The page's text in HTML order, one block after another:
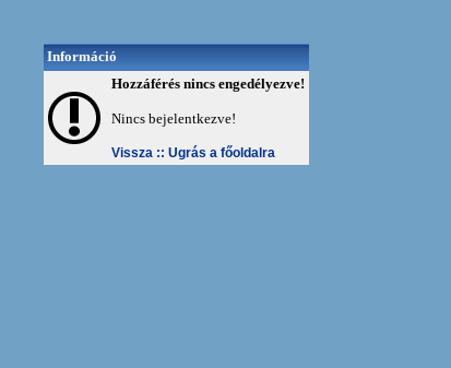
Információ
Hozzáférés nincs engedélyezve!
Nincs bejelentkezve!
Vissza :: Ugrás a főoldalra